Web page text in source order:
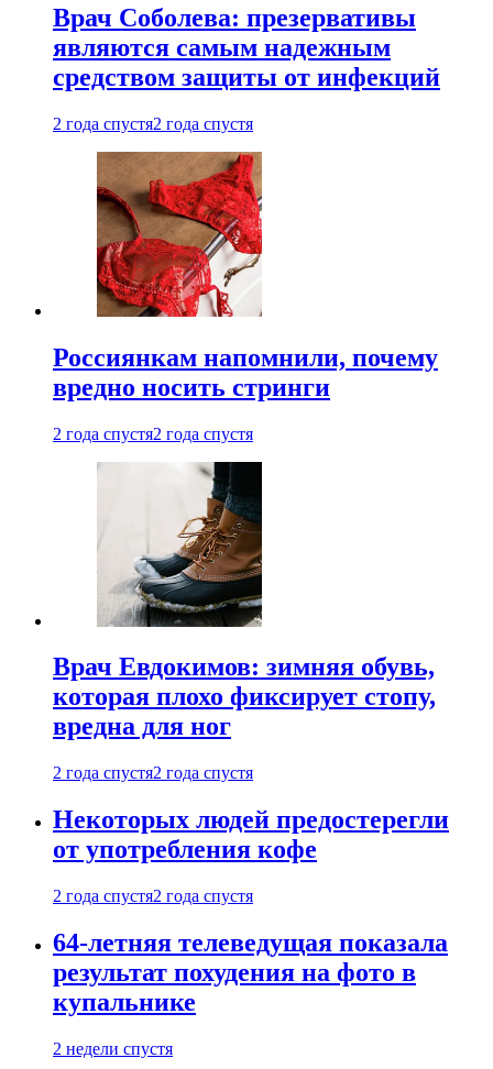
Врач Соболева: презервативы
являются самым надежным
средством защиты от инфекций
2 года спустя2 года спустя
Россиянкам напомнили, почему
вредно носить стринги
2 года спустя2 года спустя
Врач Евдокимов: зимняя обувь,
которая плохо фиксирует стопу,
вредна для ног
2 года спустя2 года спустя
Некоторых людей предостерегли
от употребления кофе
2 года спустя2 года спустя
64-летняя телеведущая показала
результат похудения на фото в
купальнике
2 недели спустя